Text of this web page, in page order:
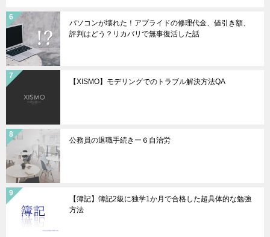
パソコンが壊れた！アプライドの修理代金、値引き額、
評判はどう？リカバリで無事復活した話
【XISMO】モデリングでのトラブル解決方法QA
公務員の退職手続きー６自治労
【簿記】簿記2級に独学1か月で合格した超具体的な勉強
方法